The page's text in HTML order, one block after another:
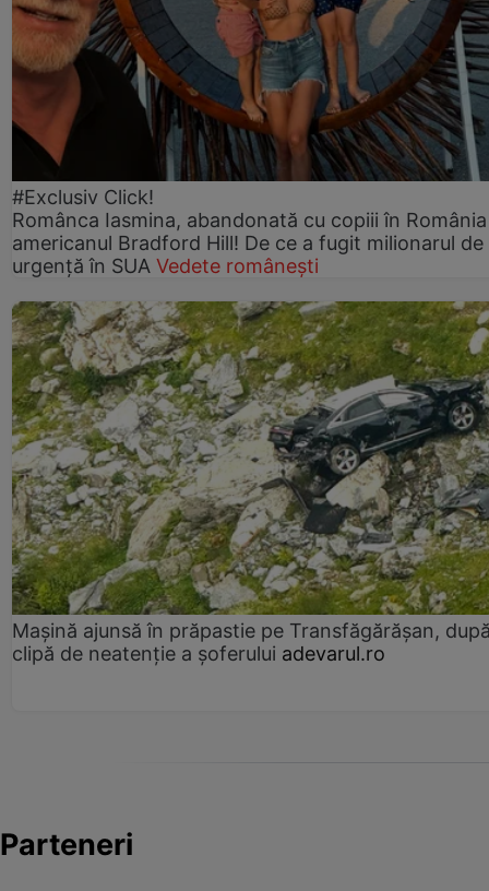
#Exclusiv Click!
Românca Iasmina, abandonată cu copiii în
americanul Bradford Hill! De ce a fugit milionarul de
urgență în SUA Vedete românești
Mașină ajunsă în prăpastie pe Transfăgărășan,
clipă de neatenție a șoferului adevarul.ro
Parteneri